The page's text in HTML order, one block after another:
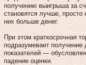
получению выигрыша за
становятся лучше,
них больше денег.
При этом краткосрочная
подразумевает
показателей —
падение оценки.